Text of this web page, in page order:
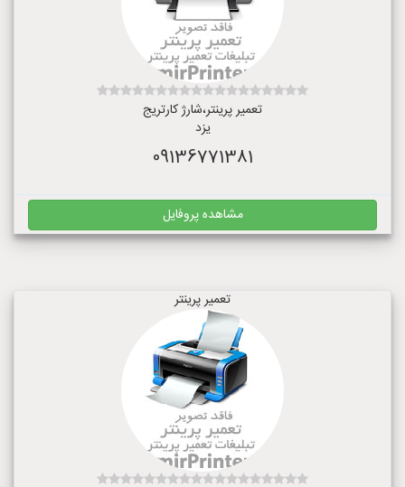
تعمیر پرینتر،شارژ کارتریج
یزد
09136771381
مشاهده پروفایل
تعمیر پرینتر